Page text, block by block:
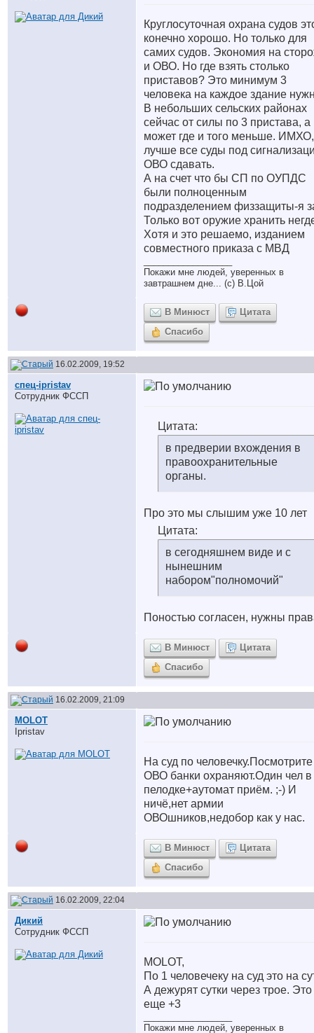
Круглосуточная охрана судов
конечно хорошо. Но только для
самих судов. Экономия на
и ОВО. Но где взять столько
приставов? Это минимум 3
человека на каждое здание
В небольших сельских районах
сейчас от силы по 3 пристава, а
может где и того меньше. ИМХО,
лучше все суды под
ОВО сдавать.
А на счет что бы СП по ОУПДС
были полноценным
подразделением физзащиты-я
Только вот оружие хранить
Хотя и это решаемо, изданием
совместного приказа с МВД
Покажи мне людей, уверенных в
завтрашнем дне... (с) В.Цой
В Минюст
Цитата
Спасибо
16.02.2009, 19:52
спец-ipristav
Сотрудник ФССП
Цитата:
в предверии вхождения в
правоохранительные
органы.
Про это мы слышим уже 10 лет
Цитата:
в сегодняшнем виде и с
нынешним
набором"полномочий"
Поностью согласен, нужны
В Минюст
Цитата
Спасибо
16.02.2009, 21:09
MOLOT
Ipristav
На суд по человечку.Посмотрите
ОВО банки охраняют.Один чел в
пелодке+аутомат приём. ;-) И
ничё,нет армии
ОВОшников,недобор как у нас.
В Минюст
Цитата
Спасибо
16.02.2009, 22:04
Дикий
Сотрудник ФССП
MOLOT,
По 1 человечеку на суд это на
А дежурят сутки через трое. Это
еще +3
Покажи мне людей, уверенных в